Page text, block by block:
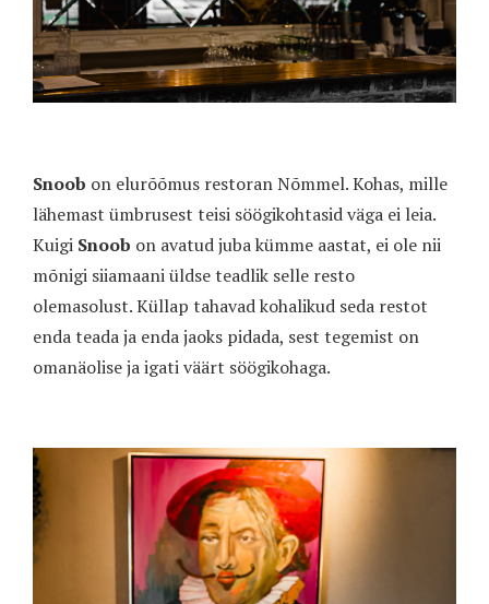
Snoob on elurõõmus restoran Nõmmel. Kohas, mille
lähemast ümbrusest teisi söögikohtasid väga ei leia.
Kuigi Snoob on avatud juba kümme aastat, ei ole nii
mõnigi siiamaani üldse teadlik selle resto
olemasolust. Küllap tahavad kohalikud seda restot
enda teada ja enda jaoks pidada, sest tegemist on
omanäolise ja igati väärt söögikohaga.